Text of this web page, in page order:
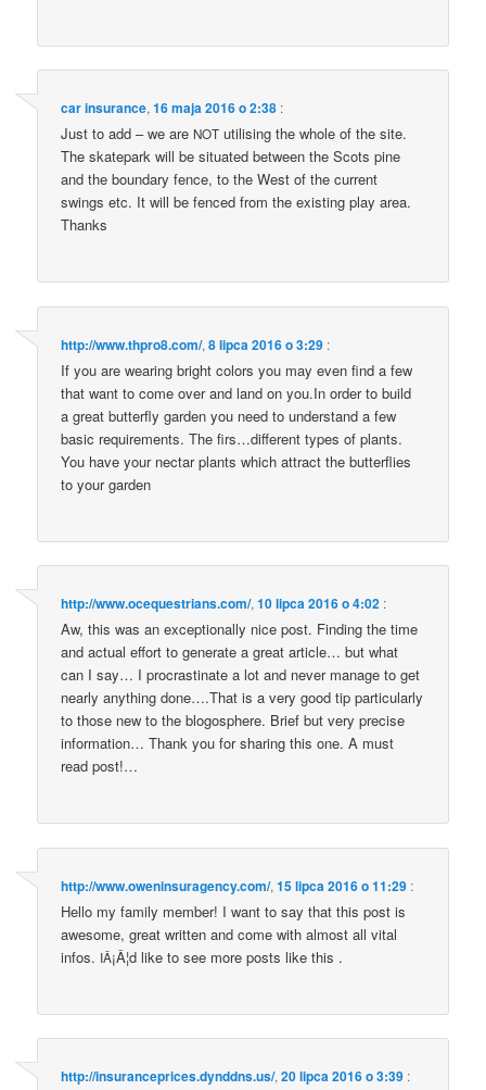
car insurance,16 maja 2016 o 2:38 :
Just to add – we areNOT uti­li­sing the who­le of the site.
The ska­te­park will be situ­ated betwe­en the Scots pine
and the boun­da­ry fen­ce, to the West of the cur­rent
swings etc. It will be fen­ced from the exi­sting play area.
Thanks
http://www.thpro8.com/,8 lipca 2016 o 3:29 :
If you are wearing bri­ght colors you may even find a few
that want to come over and land on you​.In order to build
a gre­at but­ter­fly gar­den you need to under­stand a few
basic requ­ire­ments. The firs…different types of plants.
You have your nec­tar plants which attract the but­ter­flies
to your garden
http://www.ocequestrians.com/,10 lipca 2016 o 4:02 :
Aw, this was an excep­tio­nal­ly nice post. Fin­ding the time
and actu­al effort to gene­ra­te a gre­at artic­le… but what
can I say… I pro­cra­sti­na­te a lot and never mana­ge to get
near­ly any­thing done….That is a very good tip par­ti­cu­lar­ly
to tho­se new to the blo­go­sphe­re. Brief but very pre­ci­se
infor­ma­tion… Thank you for sha­ring this one. A must
read post!…
http://www.oweninsuragency.com/,15 lipca 2016 o 11:29 :
Hel­lo my fami­ly mem­ber! I want to say that this post is
awe­so­me, gre­at writ­ten and come with almost all vital
infos. IÂ¡Â¦d like to see more posts like this .
http://insuranceprices.dynddns.us/,20 lipca 2016 o 3:39 :